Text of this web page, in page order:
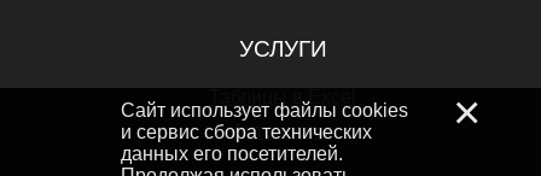
УСЛУГИ
Таблицы в Excel
Аутсорсинг
×
Сайт использует файлы cookies
и сервис сбора технических
данных его посетителей.